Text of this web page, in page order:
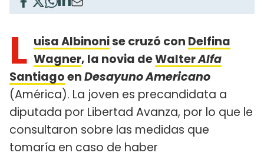
L uisa Albinonise cruzó con Delfina
Wagner, la novia deWalterAlfa
SantiagoenDesayuno Americano
(América). La joven es precandidata a
diputada por Libertad Avanza, por lo que le
consultaron sobre las medidas que
tomaría en caso de haber